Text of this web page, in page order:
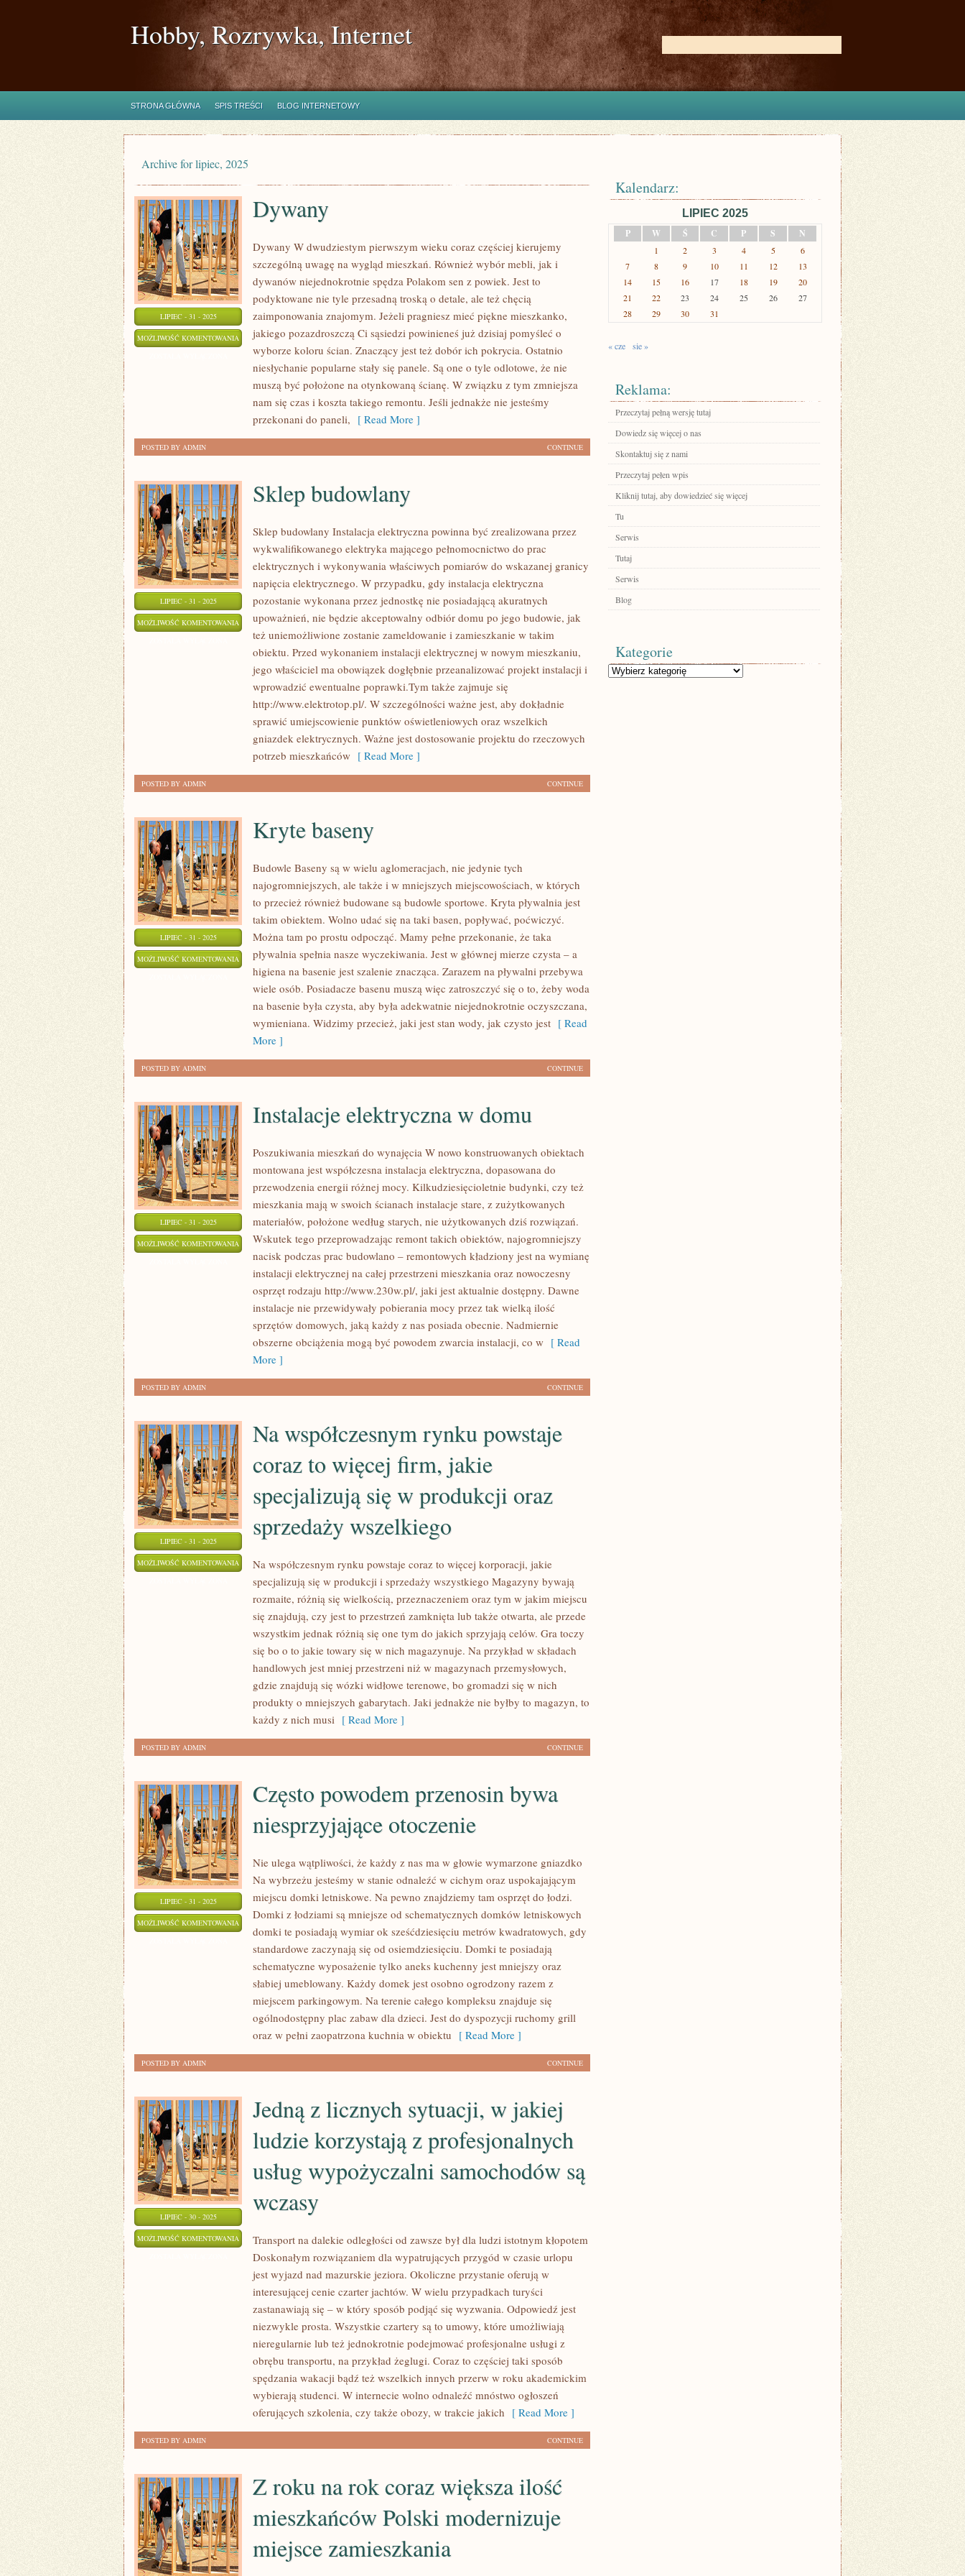
Hobby, Rozrywka, Internet
STRONA GŁÓWNA SPIS TREŚCI BLOG INTERNETOWY
Archive for lipiec, 2025
LIPIEC - 31 - 2025
MOŻLIWOŚĆ KOMENTOWANIA DYWANY
Dywany
Dywany W dwudziestym pierwszym wieku coraz częściej kierujemy
szczególną uwagę na wygląd mieszkań. Również wybór mebli, jak i
dywanów niejednokrotnie spędza Polakom sen z powiek. Jest to
podyktowane nie tyle przesadną troską o detale, ale też chęcią
zaimponowania znajomym. Jeżeli pragniesz mieć piękne mieszkanko,
jakiego pozazdroszczą Ci sąsiedzi powinieneś już dzisiaj pomyśleć o
wyborze koloru ścian. Znaczący jest też dobór ich pokrycia. Ostatnio
niesłychanie popularne stały się panele. Są one o tyle odlotowe, że nie
muszą być położone na otynkowaną ścianę. W związku z tym zmniejsza
nam się czas i koszta takiego remontu. Jeśli jednakże nie jesteśmy
przekonani do paneli, [ Read More ]
CONTINUE
POSTED BY ADMIN
LIPIEC - 31 - 2025
MOŻLIWOŚĆ KOMENTOWANIA SKLEP
BUDOWLANY
Sklep budowlany
Sklep budowlany Instalacja elektryczna powinna być zrealizowana przez
wykwalifikowanego elektryka mającego pełnomocnictwo do prac
elektrycznych i wykonywania właściwych pomiarów do wskazanej granicy
napięcia elektrycznego. W przypadku, gdy instalacja elektryczna
pozostanie wykonana przez jednostkę nie posiadającą akuratnych
upoważnień, nie będzie akceptowalny odbiór domu po jego budowie, jak
też uniemożliwione zostanie zameldowanie i zamieszkanie w takim
obiektu. Przed wykonaniem instalacji elektrycznej w nowym mieszkaniu,
jego właściciel ma obowiązek dogłębnie przeanalizować projekt instalacji i
wprowadzić ewentualne poprawki.Tym także zajmuje się
http://www.elektrotop.pl/. W szczególności ważne jest, aby dokładnie
sprawić umiejscowienie punktów oświetleniowych oraz wszelkich
gniazdek elektrycznych. Ważne jest dostosowanie projektu do rzeczowych
potrzeb mieszkańców [ Read More ]
CONTINUE
POSTED BY ADMIN
LIPIEC - 31 - 2025
MOŻLIWOŚĆ KOMENTOWANIA KRYTE
BASENY
Kryte baseny
Budowle Baseny są w wielu aglomeracjach, nie jedynie tych
najogromniejszych, ale także i w mniejszych miejscowościach, w których
to przecież również budowane są budowle sportowe. Kryta pływalnia jest
takim obiektem. Wolno udać się na taki basen, popływać, poćwiczyć.
Można tam po prostu odpocząć. Mamy pełne przekonanie, że taka
pływalnia spełnia nasze wyczekiwania. Jest w głównej mierze czysta – a
higiena na basenie jest szalenie znacząca. Zarazem na pływalni przebywa
wiele osób. Posiadacze basenu muszą więc zatroszczyć się o to, żeby woda
na basenie była czysta, aby była adekwatnie niejednokrotnie oczyszczana,
wymieniana. Widzimy przecież, jaki jest stan wody, jak czysto jest [ Read
More ]
CONTINUE
POSTED BY ADMIN
LIPIEC - 31 - 2025
MOŻLIWOŚĆ KOMENTOWANIA INSTALACJE
ELEKTRYCZNA
DOMU
Instalacje elektryczna w domu
Poszukiwania mieszkań do wynajęcia W nowo konstruowanych obiektach
montowana jest współczesna instalacja elektryczna, dopasowana do
przewodzenia energii różnej mocy. Kilkudziesięcioletnie budynki, czy też
mieszkania mają w swoich ścianach instalacje stare, z zużytkowanych
materiałów, położone według starych, nie użytkowanych dziś rozwiązań.
Wskutek tego przeprowadzając remont takich obiektów, najogromniejszy
nacisk podczas prac budowlano – remontowych kładziony jest na wymianę
instalacji elektrycznej na całej przestrzeni mieszkania oraz nowoczesny
osprzęt rodzaju http://www.230w.pl/, jaki jest aktualnie dostępny. Dawne
instalacje nie przewidywały pobierania mocy przez tak wielką ilość
sprzętów domowych, jaką każdy z nas posiada obecnie. Nadmiernie
obszerne obciążenia mogą być powodem zwarcia instalacji, co w [ Read
More ]
CONTINUE
POSTED BY ADMIN
LIPIEC - 31 - 2025
MOŻLIWOŚĆ KOMENTOWANIA
WSPÓŁCZESNYM
RYNKU
POWSTAJE
CORAZ
WIĘCEJ
FIRM,
JAKIE
SPECJALIZUJĄ
SIĘ
ORAZ
WSZELKIEGO
Na współczesnym rynku powstaje
coraz to więcej firm, jakie
specjalizują się w produkcji oraz
sprzedaży wszelkiego
Na współczesnym rynku powstaje coraz to więcej korporacji, jakie
specjalizują się w produkcji i sprzedaży wszystkiego Magazyny bywają
rozmaite, różnią się wielkością, przeznaczeniem oraz tym w jakim miejscu
się znajdują, czy jest to przestrzeń zamknięta lub także otwarta, ale przede
wszystkim jednak różnią się one tym do jakich sprzyjają celów. Gra toczy
się bo o to jakie towary się w nich magazynuje. Na przykład w składach
handlowych jest mniej przestrzeni niż w magazynach przemysłowych,
gdzie znajdują się wózki widłowe terenowe, bo gromadzi się w nich
produkty o mniejszych gabarytach. Jaki jednakże nie byłby to magazyn, to
każdy z nich musi [ Read More ]
CONTINUE
POSTED BY ADMIN
LIPIEC - 31 - 2025
MOŻLIWOŚĆ KOMENTOWANIA
Często powodem przenosin bywa
niesprzyjające otoczenie
Nie ulega wątpliwości, że każdy z nas ma w głowie wymarzone gniazdko
Na wybrzeżu jesteśmy w stanie odnaleźć w cichym oraz uspokajającym
miejscu domki letniskowe. Na pewno znajdziemy tam osprzęt do łodzi.
Domki z łodziami są mniejsze od schematycznych domków letniskowych
domki te posiadają wymiar ok sześćdziesięciu metrów kwadratowych, gdy
standardowe zaczynają się od osiemdziesięciu. Domki te posiadają
schematyczne wyposażenie tylko aneks kuchenny jest mniejszy oraz
słabiej umeblowany. Każdy domek jest osobno ogrodzony razem z
miejscem parkingowym. Na terenie całego kompleksu znajduje się
ogólnodostępny plac zabaw dla dzieci. Jest do dyspozycji ruchomy grill
oraz w pełni zaopatrzona kuchnia w obiektu [ Read More ]
CONTINUE
POSTED BY ADMIN
LIPIEC - 30 - 2025
MOŻLIWOŚĆ KOMENTOWANIA JEDNĄ
LICZNYCH
SYTUACJI,
JAKIEJ
LUDZIE
KORZYSTAJĄ
PROFESJONALNYCH
USŁUG
WCZASY
Jedną z licznych sytuacji, w jakiej
ludzie korzystają z profesjonalnych
usług wypożyczalni samochodów są
wczasy
Transport na dalekie odległości od zawsze był dla ludzi istotnym kłopotem
Doskonałym rozwiązaniem dla wypatrujących przygód w czasie urlopu
jest wyjazd nad mazurskie jeziora. Okoliczne przystanie oferują w
interesującej cenie czarter jachtów. W wielu przypadkach turyści
zastanawiają się – w który sposób podjąć się wyzwania. Odpowiedź jest
niezwykle prosta. Wszystkie czartery są to umowy, które umożliwiają
nieregularnie lub też jednokrotnie podejmować profesjonalne usługi z
obrębu transportu, na przykład żeglugi. Coraz to częściej taki sposób
spędzania wakacji bądź też wszelkich innych przerw w roku akademickim
wybierają studenci. W internecie wolno odnaleźć mnóstwo ogłoszeń
oferujących szkolenia, czy także obozy, w trakcie jakich [ Read More ]
CONTINUE
POSTED BY ADMIN
Z roku na rok coraz większa ilość
mieszkańców Polski modernizuje
miejsce zamieszkania
Kalendarz:
LIPIEC 2025
P
W Ś C P S N
1 2 3 4 5
6
7
8 9 10 11 12
13
14
15 16 17 18 19
20
21
22 23 24 25 26
27
28
29 30 31
« cze sie »
Reklama:
Przeczytaj pełną wersję tutaj
Dowiedz się więcej o nas
Skontaktuj się z nami
Przeczytaj pełen wpis
Kliknij tutaj, aby dowiedzieć się więcej
Tu
Serwis
Tutaj
Serwis
Blog
Kategorie
Kategorie